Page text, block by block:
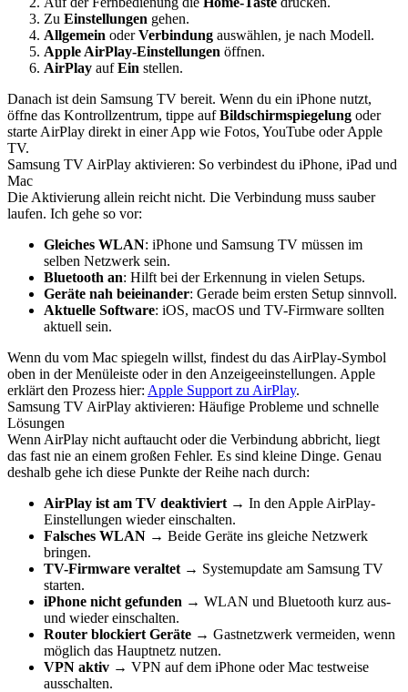
Zu Einstellungen gehen.
Allgemein oderVerbindung auswählen, je nach Modell.
Apple AirPlay-Einstellungen öffnen.
AirPlay aufEin stellen.
Danach ist dein Samsung TV bereit. Wenn du ein iPhone nutzt,
öffne das Kontrollzentrum, tippe aufBildschirmspiegelung oder
starte AirPlay direkt in einer App wie Fotos, YouTube oder Apple
TV.
Samsung TV AirPlay aktivieren: So verbindest du iPhone, iPad und
Mac
Die Aktivierung allein reicht nicht. Die Verbindung muss sauber
laufen. Ich gehe so vor:
Gleiches WLAN: iPhone und Samsung TV müssen im
selben Netzwerk sein.
Bluetooth an: Hilft bei der Erkennung in vielen Setups.
Geräte nah beieinander: Gerade beim ersten Setup sinnvoll.
Aktuelle Software: iOS, macOS und TV-Firmware sollten
aktuell sein.
Wenn du vom Mac spiegeln willst, findest du das AirPlay-Symbol
oben in der Menüleiste oder in den Anzeigeeinstellungen. Apple
erklärt den Prozess hier: Apple Support zu AirPlay.
Samsung TV AirPlay aktivieren: Häufige Probleme und schnelle
Lösungen
Wenn AirPlay nicht auftaucht oder die Verbindung abbricht, liegt
das fast nie an einem großen Fehler. Es sind kleine Dinge. Genau
deshalb gehe ich diese Punkte der Reihe nach durch:
AirPlay ist am TV deaktiviert → In den Apple AirPlay-
Einstellungen wieder einschalten.
Falsches WLAN → Beide Geräte ins gleiche Netzwerk
bringen.
TV-Firmware veraltet → Systemupdate am Samsung TV
starten.
iPhone nicht gefunden → WLAN und Bluetooth kurz aus-
und wieder einschalten.
Router blockiert Geräte → Gastnetzwerk vermeiden, wenn
möglich das Hauptnetz nutzen.
VPN aktiv → VPN auf dem iPhone oder Mac testweise
ausschalten.